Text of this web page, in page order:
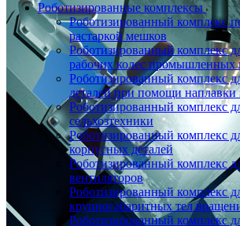
Роботизированные комплексы
Роботизированный комплекс
растаркой мешков
Роботизированный комплекс
рабочих колес промышленных
Роботизированный комплекс
деталей при помощи наплавки
Роботизированный комплекс
сельхозтехники
Роботизированный комплекс
корпусных деталей
Роботизированный комплекс
вентиляторов
Роботизированный комплекс
крупногабаритных тел
Роботизированный комплекс